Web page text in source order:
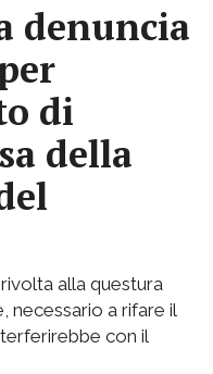
denuncia
di
della
alla questura
necessario a rifare il
con il